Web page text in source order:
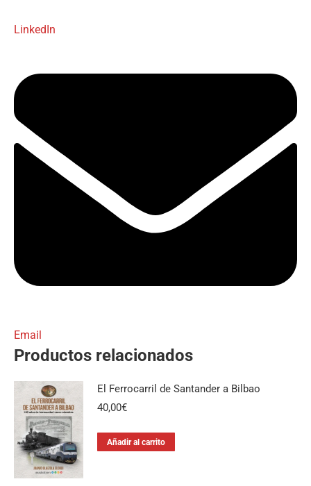
LinkedIn
Email
Productos relacionados
El Ferrocarril de Santander a Bilbao
40,00€
Añadir al carrito